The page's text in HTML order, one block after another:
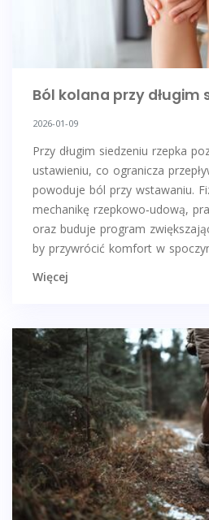
Ból kolana przy długim
2026-01-09
Przy długim siedzeniu rzepka
ustawieniu, co ogranicza
powoduje ból przy wstawaniu.
mechanikę rzepkowo‑udową,
oraz buduje program
by przywrócić komfort w
Więcej